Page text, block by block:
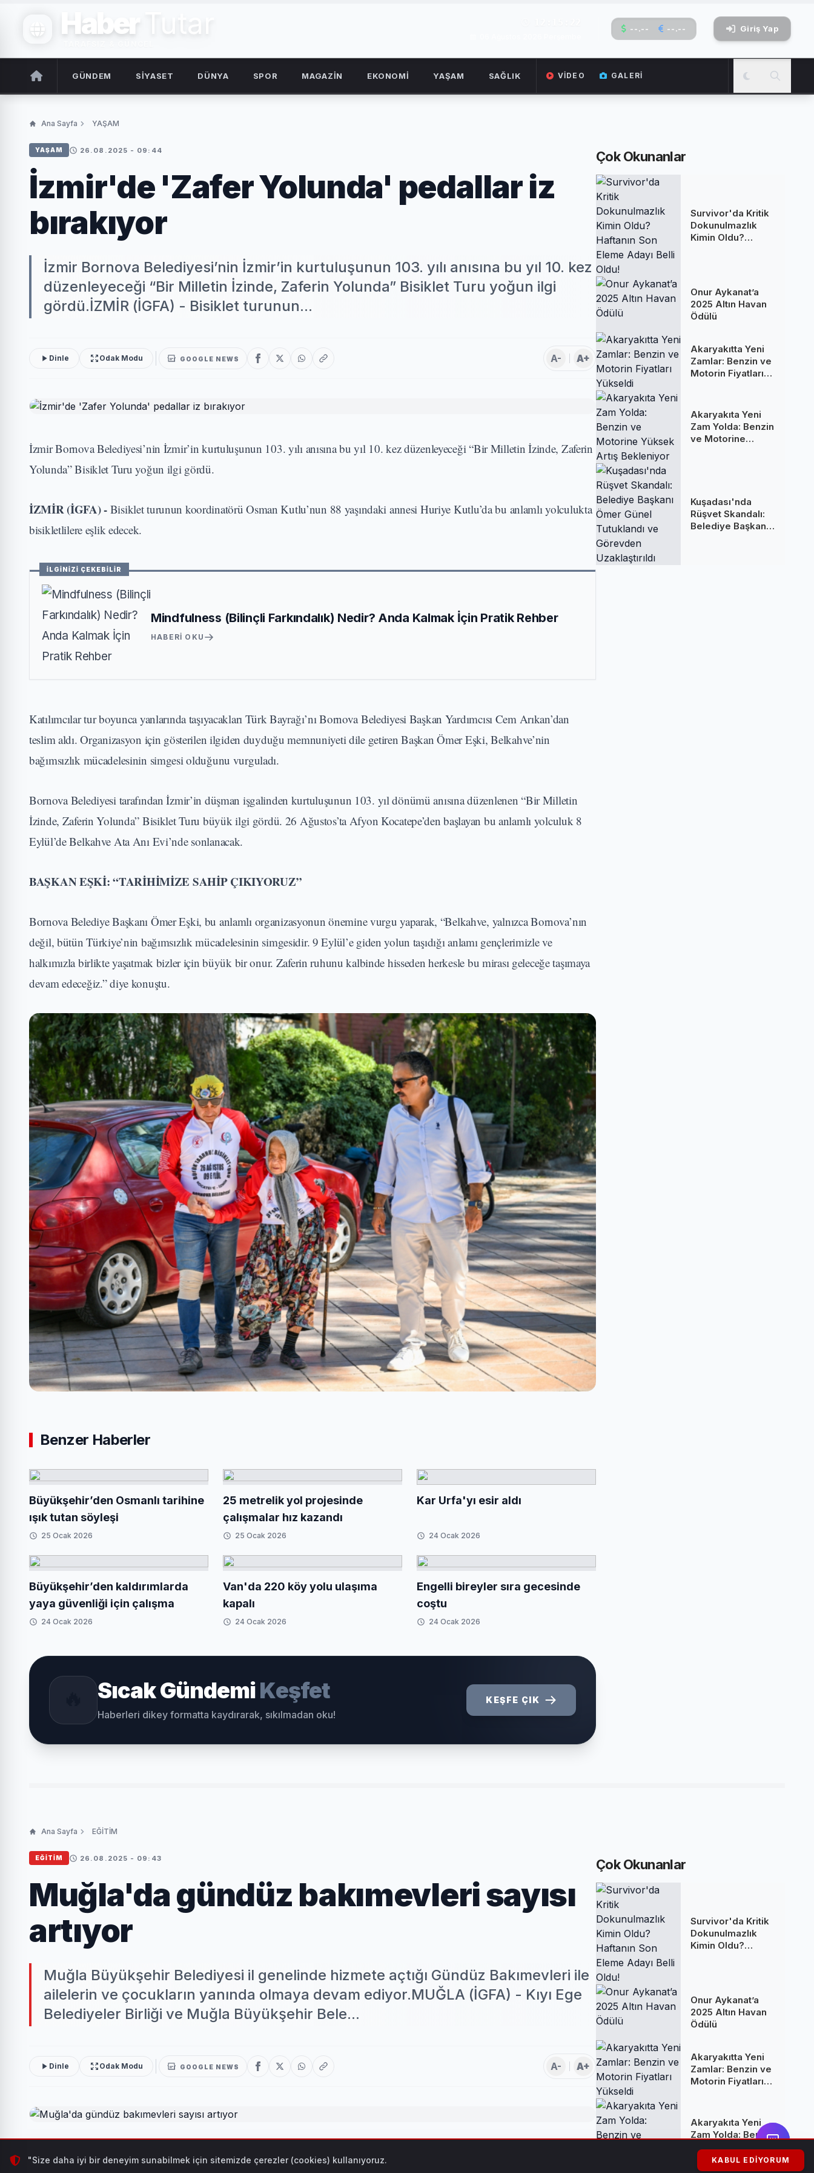
Haber Tutar --.-- --.-- Giriş Yap
GÜNDEM SİYASET DÜNYA SPOR MAGAZİN EKONOMİ YAŞAM SAĞLIK VIDEO GALERI
Ana Sayfa YAŞAM
YAŞAM 26.08.2025 - 09:44
İzmir'de 'Zafer Yolunda' pedallar iz
bırakıyor
İzmir Bornova Belediyesi’nin İzmir’in kurtuluşunun 103. yılı anısına bu yıl 10. kez
düzenleyeceği “Bir Milletin İzinde, Zaferin Yolunda” Bisiklet Turu yoğun ilgi
gördü.İZMİR (İGFA) - Bisiklet turunun...
Dinle Odak Modu GOOGLE NEWS A- A+
İzmir Bornova Belediyesi’nin İzmir’in kurtuluşunun 103. yılı anısına bu yıl 10. kez düzenleyeceği “Bir Milletin İzinde, Zaferin
Yolunda” Bisiklet Turu yoğun ilgi gördü.
İZMİR (İGFA) - Bisiklet turunun koordinatörü Osman Kutlu’nun 88 yaşındaki annesi Huriye Kutlu’da bu anlamlı yolculukta
bisikletlilere eşlik edecek.
İLGİNİZİ ÇEKEBİLİR
Mindfulness (Bilinçli Farkındalık) Nedir? Anda Kalmak İçin Pratik Rehber
HABERI OKU
Katılımcılar tur boyunca yanlarında taşıyacakları Türk Bayrağı’nı Bornova Belediyesi Başkan Yardımcısı Cem Arıkan’dan
teslim aldı. Organizasyon için gösterilen ilgiden duyduğu memnuniyeti dile getiren Başkan Ömer Eşki, Belkahve’nin
bağımsızlık mücadelesinin simgesi olduğunu vurguladı.
Bornova Belediyesi tarafından İzmir’in düşman işgalinden kurtuluşunun 103. yıl dönümü anısına düzenlenen “Bir Milletin
İzinde, Zaferin Yolunda” Bisiklet Turu büyük ilgi gördü. 26 Ağustos’ta Afyon Kocatepe’den başlayan bu anlamlı yolculuk 8
Eylül’de Belkahve Ata Anı Evi’nde sonlanacak.
BAŞKAN EŞKİ: “TARİHİMİZE SAHİP ÇIKIYORUZ”
Bornova Belediye Başkanı Ömer Eşki, bu anlamlı organizasyonun önemine vurgu yaparak, “Belkahve, yalnızca Bornova’nın
değil, bütün Türkiye’nin bağımsızlık mücadelesinin simgesidir. 9 Eylül’e giden yolun taşıdığı anlamı gençlerimizle ve
halkımızla birlikte yaşatmak bizler için büyük bir onur. Zaferin ruhunu kalbinde hisseden herkesle bu mirası geleceğe taşımaya
devam edeceğiz.” diye konuştu.
Benzer Haberler
Büyükşehir’den Osmanlı tarihine
ışık tutan söyleşi
25 Ocak 2026
25 metrelik yol projesinde
çalışmalar hız kazandı
25 Ocak 2026
Kar Urfa'yı esir aldı
24 Ocak 2026
Büyükşehir’den kaldırımlarda
yaya güvenliği için çalışma
24 Ocak 2026
Van'da 220 köy yolu ulaşıma
kapalı
24 Ocak 2026
Engelli bireyler sıra gecesinde
coştu
24 Ocak 2026
Sıcak GündemiKeşfet
Haberleri dikey formatta kaydırarak, sıkılmadan oku!
KEŞFE ÇIK
Çok Okunanlar
Survivor'da Kritik
Dokunulmazlık
Kimin Oldu?
Onur Aykanat’a
2025 Altın Havan
Ödülü
Akaryakıtta Yeni
Zamlar: Benzin ve
Motorin Fiyatları
Akaryakıta Yeni
Zam Yolda: Benzin
ve Motorine
Kuşadası'nda
Rüşvet Skandalı:
Belediye Başkanı
Ana Sayfa EĞİTİM
EĞİTİM 26.08.2025 - 09:43
Muğla'da gündüz bakımevleri sayısı
artıyor
Muğla Büyükşehir Belediyesi il genelinde hizmete açtığı Gündüz Bakımevleri ile
ailelerin ve çocukların yanında olmaya devam ediyor.MUĞLA (İGFA) - Kıyı Ege
Belediyeler Birliği ve Muğla Büyükşehir Bele...
Dinle Odak Modu GOOGLE NEWS A- A+
Muğla Büyükşehir Belediyesi il genelinde hizmete açtığı Gündüz Bakımevleri ile ailelerin ve çocukların yanında olmaya devam
Çok Okunanlar
Survivor'da Kritik
Dokunulmazlık
Kimin Oldu?
Onur Aykanat’a
2025 Altın Havan
Ödülü
Akaryakıtta Yeni
Zamlar: Benzin ve
Motorin Fiyatları
Akaryakıta Yeni
Zam Yolda: Benzin
ve Motorine
Yüksek Artış
"Size daha iyi bir deneyim sunabilmek için sitemizde çerezler (cookies) kullanıyoruz. KABUL EDIYORUM